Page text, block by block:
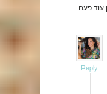
says:
Reply